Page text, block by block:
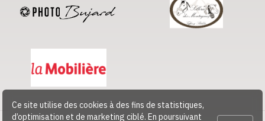
Ce site utilise des cookies à des fins de statistiques,
d’optimisation et de marketing ciblé. En poursuivant